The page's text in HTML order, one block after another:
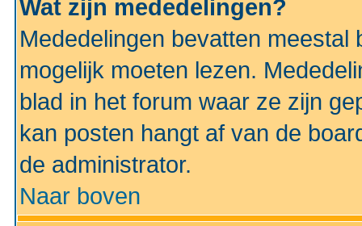
Wat zijn mededelingen?
Mededelingen bevatten
mogelijk moeten lezen.
blad in het forum waar ze zijn
kan posten hangt af van de
de administrator.
Naar boven